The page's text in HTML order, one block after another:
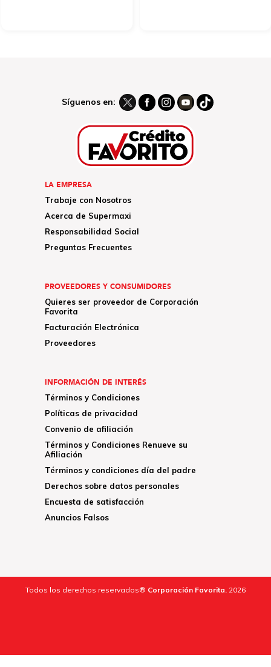
Síguenos en:
LA EMPRESA
Trabaje con Nosotros
Acerca de Supermaxi
Responsabilidad Social
Preguntas Frecuentes
PROVEEDORES Y CONSUMIDORES
Quieres ser proveedor de Corporación
Favorita
Facturación Electrónica
Proveedores
INFORMACIÓN DE INTERÉS
Términos y Condiciones
Políticas de privacidad
Convenio de afiliación
Términos y Condiciones Renueve su
Afiliación
Términos y condiciones día del padre
Derechos sobre datos personales
Encuesta de satisfacción
Anuncios Falsos
Todos los derechos reservados® Corporación Favorita. 2026